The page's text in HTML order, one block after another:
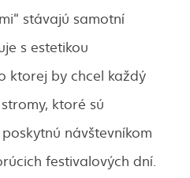
stávajú samotní
s estetikou
ktorej by chcel každý
ktoré sú
návštevníkom
festivalových dní.